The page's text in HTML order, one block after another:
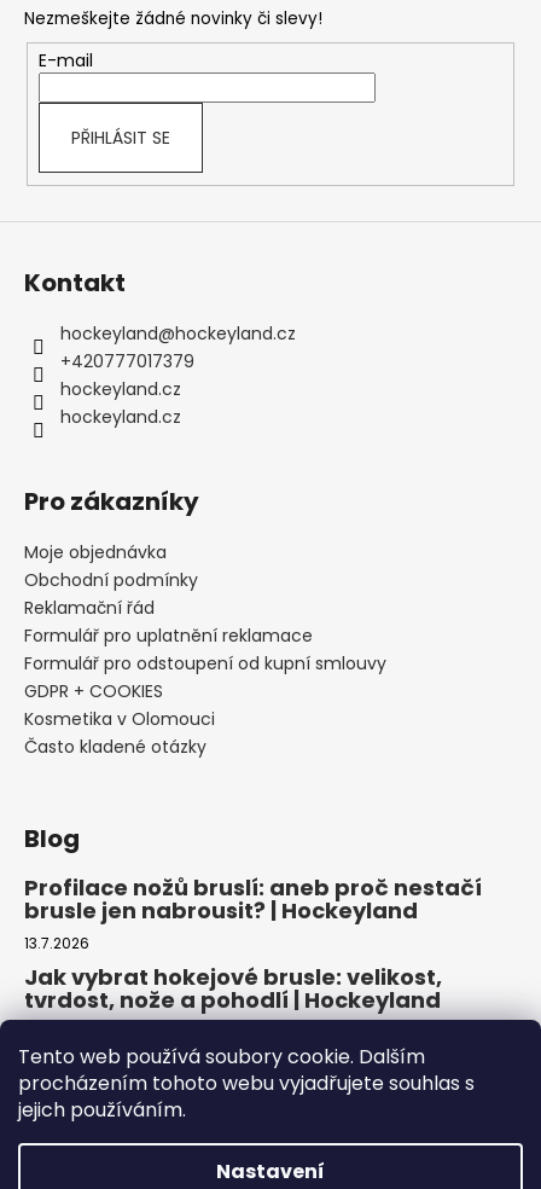
Tento web používá soubory cookie. Dalším
procházením tohoto webu vyjadřujete souhlas s
jejich používáním.
Nastavení
Nezmeškejte žádné novinky či slevy!
E-mail
PŘIHLÁSIT SE
Kontakt
hockeyland@hockeyland.cz
+420777017379
hockeyland.cz
hockeyland.cz
Pro zákazníky
Moje objednávka
Obchodní podmínky
Reklamační řád
Formulář pro uplatnění reklamace
Formulář pro odstoupení od kupní smlouvy
GDPR + COOKIES
Kosmetika v Olomouci
Často kladené otázky
Blog
Profilace nožů bruslí: aneb proč nestačí
brusle jen nabrousit? | Hockeyland
13.7.2026
Jak vybrat hokejové brusle: velikost,
tvrdost, nože a pohodlí | Hockeyland
Jak vybrat inline brusle: praktický
průvodce pro pohodlnou a bezpečnou
jízdu | Hockeyland
22.6.2026